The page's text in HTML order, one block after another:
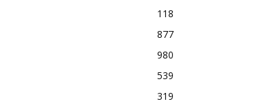
118
877
980
539
319